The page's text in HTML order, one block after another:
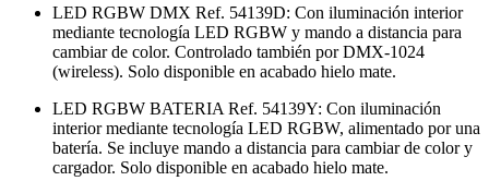
LED RGBW DMX Ref. 54139D: Con iluminación interior
mediante tecnología LED RGBW y mando a distancia para
cambiar de color. Controlado también por DMX-1024
(wireless). Solo disponible en acabado hielo mate.
LED RGBW BATERIA Ref. 54139Y: Con iluminación
interior mediante tecnología LED RGBW, alimentado por una
batería. Se incluye mando a distancia para cambiar de color y
cargador. Solo disponible en acabado hielo mate.